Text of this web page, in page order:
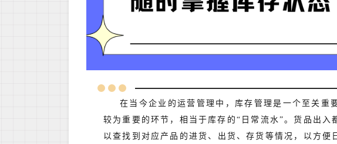
在当今企业的运营管理中，库存管理是一个至关重
较为重要的环节，相当于库存的“日常流水”。货品出入
以查找到对应产品的进货、出货、存货等情况，以方便